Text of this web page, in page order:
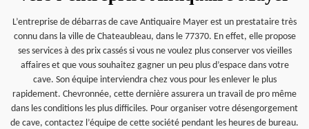
L’entreprise de débarras de cave Antiquaire Mayer est un prestataire très
connu dans la ville de Chateaubleau, dans le 77370. En effet, elle propose
ses services à des prix cassés si vous ne voulez plus conserver vos vieilles
affaires et que vous souhaitez gagner un peu plus d’espace dans votre
cave. Son équipe interviendra chez vous pour les enlever le plus
rapidement. Chevronnée, cette dernière assurera un travail de pro même
dans les conditions les plus difficiles. Pour organiser votre désengorgement
de cave, contactez l’équipe de cette société pendant les heures de bureau.